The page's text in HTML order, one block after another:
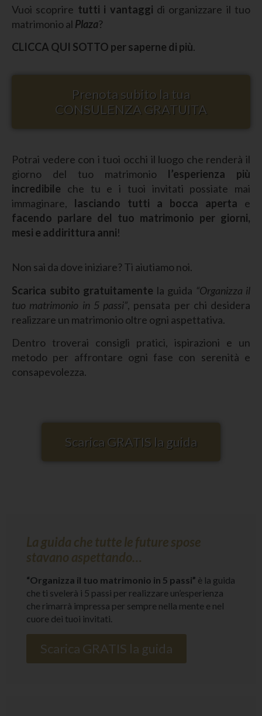
Vuoi scoprire tutti i vantaggi di organizzare il tuo
matrimonio al Plaza?
CLICCA QUI SOTTO per saperne di più.
Prenota subito la tua
CONSULENZA GRATUITA
Potrai vedere con i tuoi occhi il luogo che renderà il
giorno del tuo matrimonio l’esperienza più
incredibile che tu e i tuoi invitati possiate mai
immaginare, lasciando tutti a bocca aperta e
facendo parlare del tuo matrimonio per giorni,
mesi e addirittura anni!
Non sai da dove iniziare? Ti aiutiamo noi.
Scarica subito gratuitamente la guida “Organizza il
tuo matrimonio in 5 passi”, pensata per chi desidera
realizzare un matrimonio oltre ogni aspettativa.
Dentro troverai consigli pratici, ispirazioni e un
metodo per affrontare ogni fase con serenità e
consapevolezza.
Scarica GRATIS la guida
La guida che tutte le future spose
stavano aspettando…
“Organizza il tuo matrimonio in 5 passi” è la guida
che ti svelerà i 5 passi per realizzare un’esperienza
che rimarrà impressa per sempre nella mente e nel
cuore dei tuoi invitati.
Scarica GRATIS la guida